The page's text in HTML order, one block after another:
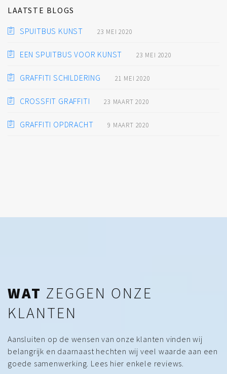
LAATSTE BLOGS
SPUITBUS KUNST 23 MEI 2020
EEN SPUITBUS VOOR KUNST 23 MEI 2020
GRAFFITI SCHILDERING 21 MEI 2020
CROSSFIT GRAFFITI 23 MAART 2020
GRAFFITI OPDRACHT 9 MAART 2020
WAT ZEGGEN ONZE
KLANTEN
Aansluiten op de wensen van onze klanten vinden wij
belangrijk en daarnaast hechten wij veel waarde aan een
goede samenwerking. Lees hier enkele reviews.